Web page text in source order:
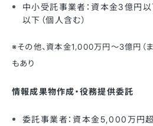
中小受託事業者：資本金3億円
以下（個人含む）
※その他、資本金1,000万円〜3億円（
もあり
情報成果物作成・役務提供委託
委託事業者：資本金5,000万円